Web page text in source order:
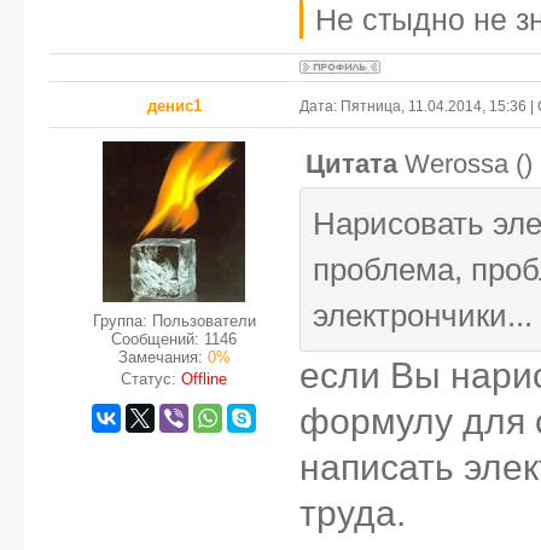
Не стыдно не
денис1 Дата: Пятница, 11.04.2014, 15:36
Группа: Пользователи
Сообщений: 1146
Замечания: 0%
Статус: Offline
Цитата Werossa ()
Нарисовать
проблема,
электрончики...
если Вы
формулу для
написать
труда.